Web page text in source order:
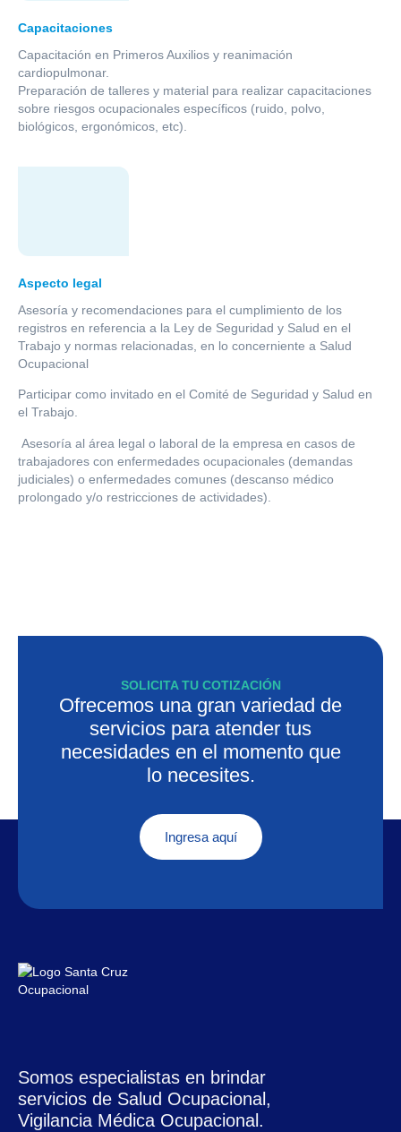
Capacitaciones
Capacitación en Primeros Auxilios y reanimación
cardiopulmonar.
Preparación de talleres y material para realizar capacitaciones
sobre riesgos ocupacionales específicos (ruido, polvo,
biológicos, ergonómicos, etc).
Aspecto legal
Asesoría y recomendaciones para el cumplimiento de los
registros en referencia a la Ley de Seguridad y Salud en el
Trabajo y normas relacionadas, en lo concerniente a Salud
Ocupacional
Participar como invitado en el Comité de Seguridad y Salud en
el Trabajo.
Asesoría al área legal o laboral de la empresa en casos de
trabajadores con enfermedades ocupacionales (demandas
judiciales) o enfermedades comunes (descanso médico
prolongado y/o restricciones de actividades).
SOLICITA TU COTIZACIÓN
Ofrecemos una gran variedad de
servicios para atender tus
necesidades en el momento que
lo necesites.
Ingresa aquí
Somos especialistas en brindar
servicios de Salud Ocupacional,
Vigilancia Médica Ocupacional.